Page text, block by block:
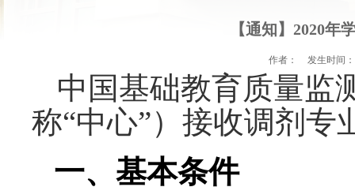
【通知】2020年
中国基础教育质量监
称“中心”）接收调剂专